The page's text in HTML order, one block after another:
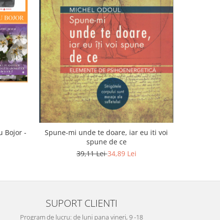
Bojor -
Spune-mi unde te doare, iar eu iti voi
spune de ce
39,11 Lei34,89 Lei
SUPORT CLIENTI
Program de lucru: de luni pana vineri, 9 -18